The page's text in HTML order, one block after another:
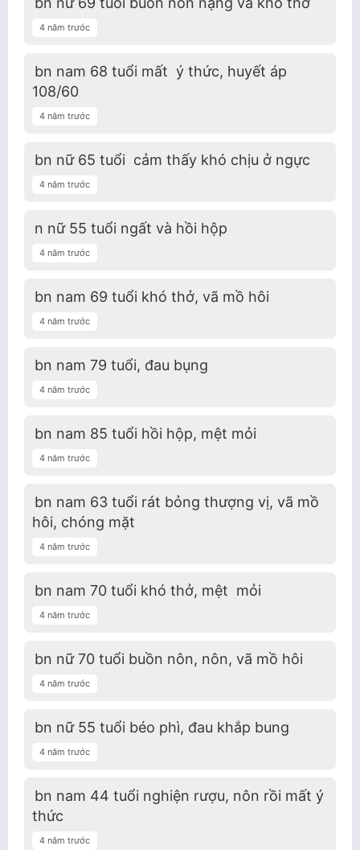
4 năm trước
bn nam 68 tuổi mất ý thức, huyết áp
108/60
4 năm trước
bn nữ 65 tuổi cảm thấy khó chịu ở ngực
4 năm trước
n nữ 55 tuổi ngất và hồi hộp
4 năm trước
bn nam 69 tuổi khó thở, vã mồ hôi
4 năm trước
bn nam 79 tuổi, đau bụng
4 năm trước
bn nam 85 tuổi hồi hộp, mệt mỏi
4 năm trước
bn nam 63 tuổi rát bỏng thượng vị, vã mồ
hôi, chóng mặt
4 năm trước
bn nam 70 tuổi khó thở, mệt mỏi
4 năm trước
bn nữ 70 tuổi buồn nôn, nôn, vã mồ hôi
4 năm trước
bn nữ 55 tuổi béo phì, đau khắp bung
4 năm trước
bn nam 44 tuổi nghiện rượu, nôn rồi mất ý
thức
4 năm trước